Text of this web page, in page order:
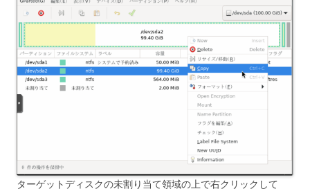
ターゲットディスクの未割り当て領域の上で右クリックして